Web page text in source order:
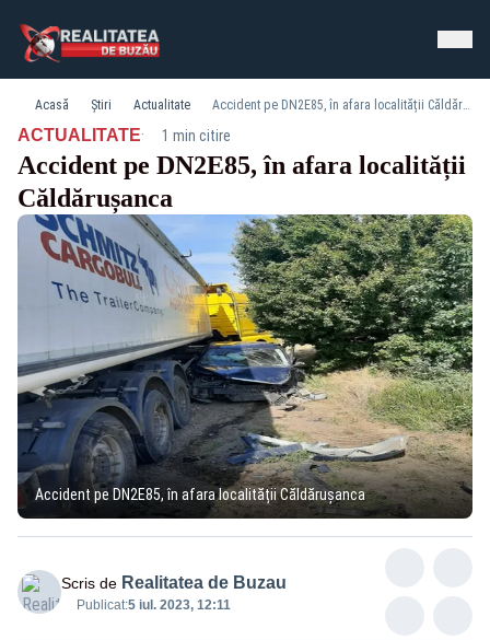
Acasă Știri Actualitate Accident pe DN2E85, în afara localității Căldărușanca
ACTUALITATE· 1 min citire
Accident pe DN2E85, în afara localității
Căldărușanca
Accident pe DN2E85, în afara localității Căldărușanca
Scris de Realitatea de Buzau
Publicat:5 iul. 2023, 12:11